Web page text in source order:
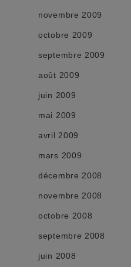
novembre 2009
octobre 2009
septembre 2009
août 2009
juin 2009
mai 2009
avril 2009
mars 2009
décembre 2008
novembre 2008
octobre 2008
septembre 2008
juin 2008